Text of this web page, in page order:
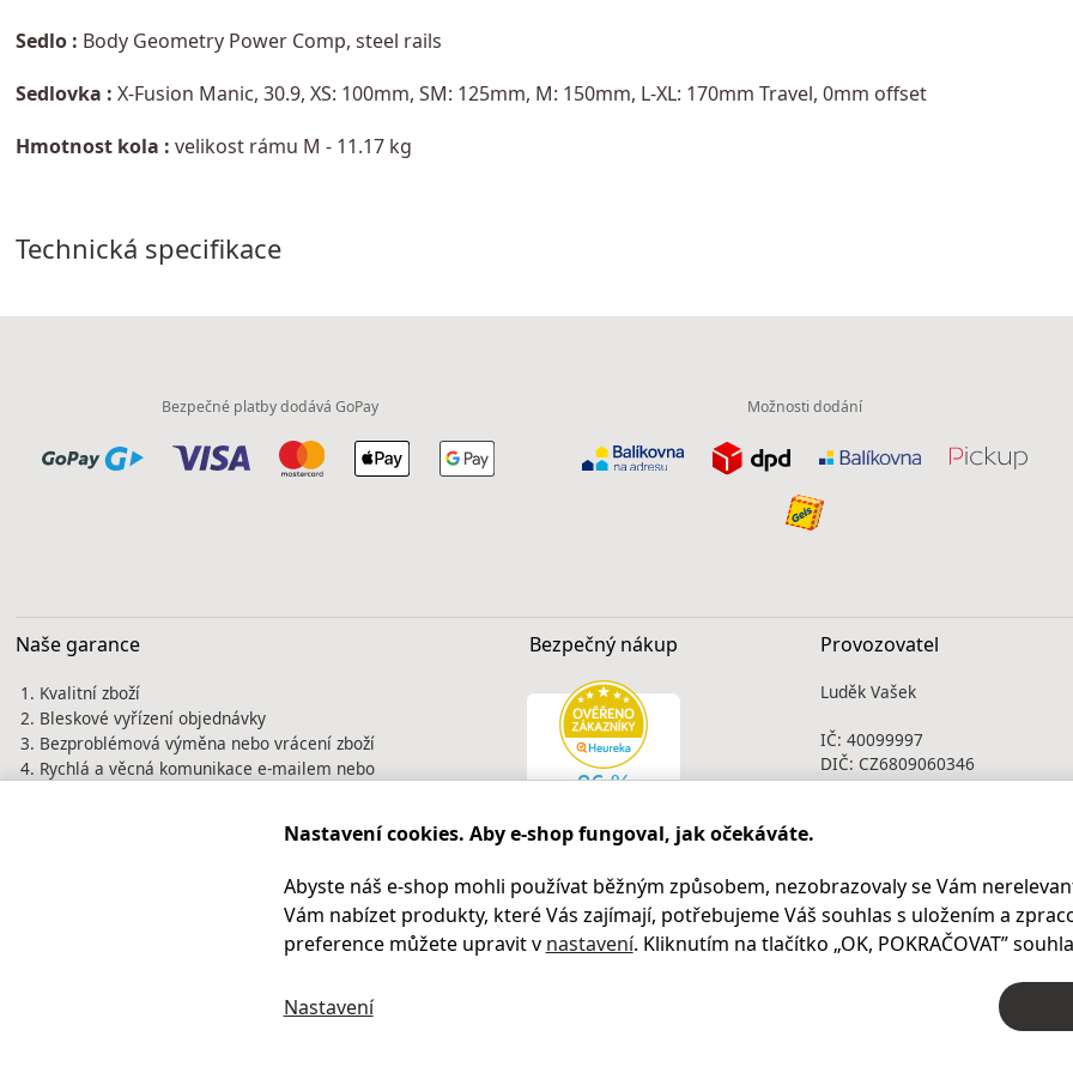
Sedlo : Body Geometry Power Comp, steel rails
Sedlovka : X-Fusion Manic, 30.9, XS: 100mm, SM: 125mm, M: 150mm, L-XL: 170mm Travel, 0mm offset
Hmotnost kola : velikost rámu M - 11.17 kg
Technická specifikace
Bezpečné platby dodává GoPay Možnosti dodání
Naše garance
Kvalitní zboží
Bleskové vyřízení objednávky
Bezproblémová výměna nebo vrácení zboží
Rychlá a věcná komunikace e-mailem nebo
nejlepší vizitkou. Prověřte si nás před
Bezpečný nákup Provozovatel
Luděk Vašek
IČ: 40099997
DIČ: CZ6809060346
Kontakty
Nastavení cookies. Aby e-shop fungoval, jak očekáváte.
Abyste náš e-shop mohli používat běžným způsobem, nezobrazovaly se Vám
Vám nabízet produkty, které Vás zajímají, potřebujeme Váš souhlas s uložením a
preference můžete upravit v nastavení. Kliknutím na tlačítko „OK, POKRAČOVAT”
Nastavení